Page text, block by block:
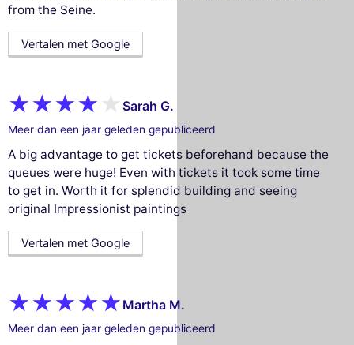
from the Seine.
Vertalen met Google
Sarah G.
Meer dan een jaar geleden gepubliceerd
A big advantage to get tickets beforehand because the
queues were huge! Even with tickets it took some time
to get in. Worth it for splendid building and seeing
original Impressionist paintings
Vertalen met Google
Martha M.
Meer dan een jaar geleden gepubliceerd